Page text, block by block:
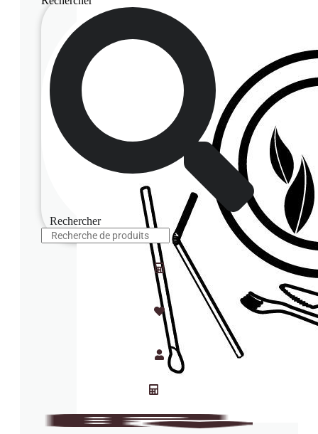
Rechercher